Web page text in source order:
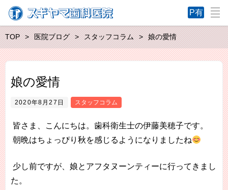
TOP 医院ブログ スタッフコラム 娘の愛情
娘の愛情
2020年8月27日 スタッフコラム
皆さま、こんにちは。歯科衛生士の伊藤美穂子です。
朝晩はちょっぴり秋を感じるようになりましたね
少し前ですが、娘とアフタヌーンティーに行ってきまし
た。